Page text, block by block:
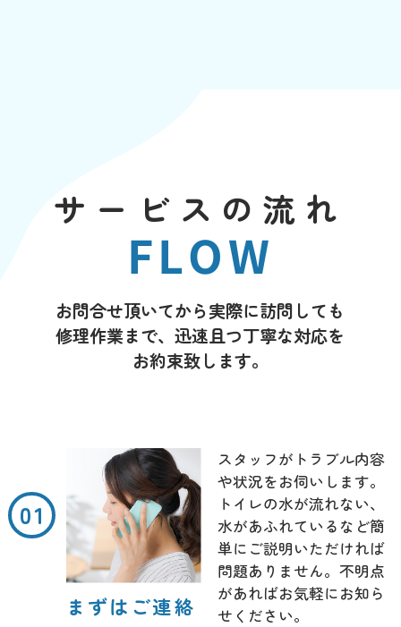
サービスの流れ
FLOW
お問合せ頂いてから実際に訪問しても
修理作業まで、迅速且つ丁寧な対応を
お約束致します。
まずはご連絡
スタッフがトラブル内容
や状況をお伺いします。
トイレの水が流れない、
水があふれているなど簡
単にご説明いただければ
問題ありません。不明点
があればお気軽にお知ら
せください。